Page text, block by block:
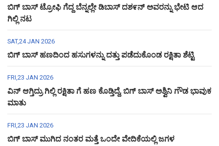
ಬಿಗ್ ಬಾಸ್ ಟ್ರೋಫಿ ಗೆದ್ದ ಬೆನ್ನಲ್ಲೇ ಡಿಬಾಸ್ ದಶ೯ನ್ ಅವರನ್ನು ಭೇಟಿ ಆದ
ಗಿಲ್ಲಿ ನಟ
SAT,24 JAN 2026
ಬಿಗ್ ಬಾಸ್ ಹಣದಿಂದ ಹಸುಗಳನ್ನು ದತ್ತು ಪಡೆದುಕೊಂಡ ರಕ್ಷಿತಾ ಶೆಟ್ಟಿ
FRI,23 JAN 2026
ವಿನ್ ಆಗ್ತಿದ್ರು ಗಿಲ್ಲಿ ರಕ್ಷಿತಾ ಗೆ ಹಣ ಕೊಡ್ತಿದ್ದೆ, ಬಿಗ್ ಬಾಸ್ ಅಶ್ವಿನಿ ಗೌಡ ಭಾವುಕ
ಮಾತು
FRI,23 JAN 2026
ಬಿಗ್ ಬಾಸ್ ಮುಗಿದ ನಂತರ ಮತ್ತೆ ಒಂದೇ ವೇದಿಕೆಯಲ್ಲಿ ಜಗಳ